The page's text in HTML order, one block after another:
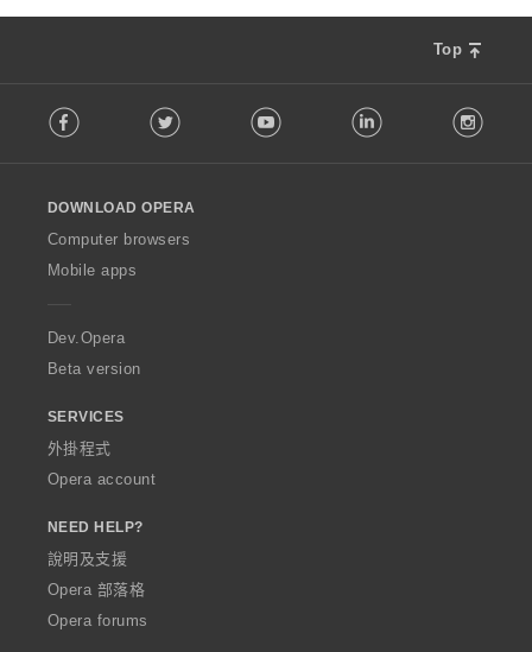
Top
o
w
O
p
a
Facebook Twitter Youtube LinkedIn
DOWNLOAD OPERA
Computer browsers
Mobile apps
Dev.Opera
Beta version
SERVICES
外掛程式
Opera account
NEED HELP?
說明及支援
Opera 部落格
Opera forums